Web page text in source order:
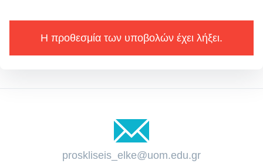
Η προθεσμία των υποβολών έχει λήξει.
proskliseis_elke@uom.edu.gr